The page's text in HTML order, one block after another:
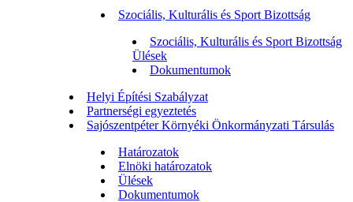
Szociális, Kulturális és Sport Bizottság
Szociális, Kulturális és Sport Bizottság
Ülések
Dokumentumok
Helyi Építési Szabályzat
Partnerségi egyeztetés
Sajószentpéter Környéki Önkormányzati Társulás
Határozatok
Elnöki határozatok
Ülések
Dokumentumok